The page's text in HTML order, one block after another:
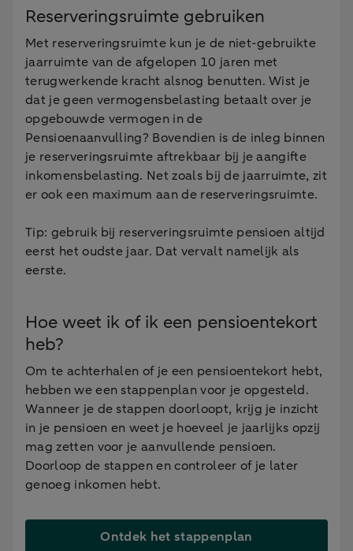
Reserveringsruimte gebruiken
Met reserveringsruimte kun je de niet-gebruikte
jaarruimte van de afgelopen 10 jaren met
terugwerkende kracht alsnog benutten. Wist je
dat je geen vermogensbelasting betaalt over je
opgebouwde vermogen in de
Pensioenaanvulling? Bovendien is de inleg binnen
je reserveringsruimte aftrekbaar bij je aangifte
inkomensbelasting. Net zoals bij de jaarruimte, zit
er ook een maximum aan de reserveringsruimte.
Tip: gebruik bij reserveringsruimte pensioen altijd
eerst het oudste jaar. Dat vervalt namelijk als
eerste.
Hoe weet ik of ik een pensioentekort
heb?
Om te achterhalen of je een pensioentekort hebt,
hebben we een stappenplan voor je opgesteld.
Wanneer je de stappen doorloopt, krijg je inzicht
in je pensioen en weet je hoeveel je jaarlijks opzij
mag zetten voor je aanvullende pensioen.
Doorloop de stappen en controleer of je later
genoeg inkomen hebt.
Ontdek het stappenplan